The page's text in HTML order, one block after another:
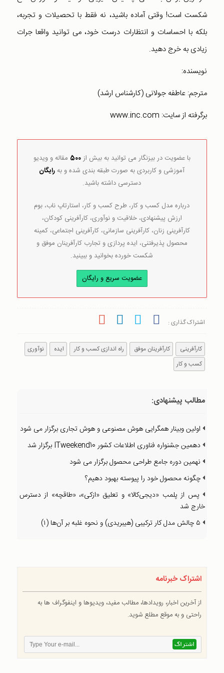
شکست است! وقتی آماده باشید، نه فقط با تحصیلات و تجربه،
بلکه با احساسات و انتظارات درست خود، می توانید واقعا جرات
زیادی به خرج دهید.
نویسنده:
مترجم: عاطفه جولانی (کارشناس ارشد)
برگرفته از سایت: www.inc.com
با عضویت در بیزنگار می توانید به بیش از500 مقاله و ویدیو
آموزشی و کاربردی به صورت طبقه بندی شده و بهرایگان
دسترسی داشته باشید.
درباره مدل کسب و کار، طرح کسب و کار، استارتاپ ناب، بوم
ارزش پیشنهادی، خلاقیت و نوآوری، کارآفرینی کودکان،
کارآفرینی زنان، کارآفرینی سازمانی، کارآفرینی اجتماعی، کمینه
محصول پذیرفتنی، ایده پردازی و تجارب کارآفرینان موفق و
شکست خورده بخوانید و ببینید.
عضویت سریع و رایگان
اشتراک گذاری :
کارآفرینی کارآفرینان موفق راه اندازی کسب و کار ایده
نوآوری
کسب و کار
مطالب پیشنهادی:
اولین وبینار همگرایی هوش مصنوعی و هوش تجاری برگزار می شود
دهمین جشنواره فناوری اطلاعات کشور ITweekend10 برگزار شد
نهمین دوره جامع طراحی محصول برگزار می شود
چگونه محصول خود را پیوسته بهبود دهیم؟
پس از پلمب «دیجی‌کالا» و تعلیق «ازکی»، «طاقچه» از دسترس
خارج شد
۵ چالش مدل کار ترکیبی (هیبریدی) و نحوه غلبه بر آن‌ها (۱)
اشتراک خبرنامه
از آخرین اخبار، رویدادها، مطالب مفید، ویدیوها و اینفوگراف ها به
راحتی و به موقع مطلع شوید.